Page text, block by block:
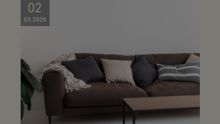
02
03.2026